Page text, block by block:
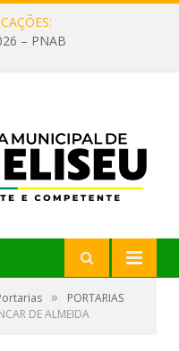
– PNAB
»
PORTARIAS
DE ALMEIDA